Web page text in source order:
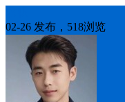
02-26 发布，518浏览